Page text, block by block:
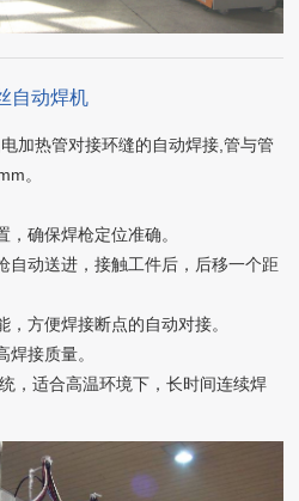
自动焊机
加热管对接环缝的自动焊接,管与管
。
确保焊枪定位准确。
自动送进，接触工件后，后移一个距
方便焊接断点的自动对接。
接质量。
，适合高温环境下，长时间连续焊